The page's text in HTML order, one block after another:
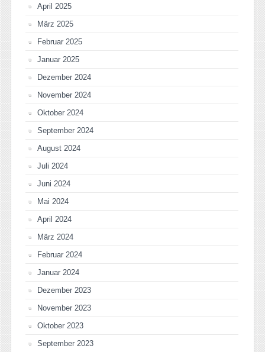
April 2025
März 2025
Februar 2025
Januar 2025
Dezember 2024
November 2024
Oktober 2024
September 2024
August 2024
Juli 2024
Juni 2024
Mai 2024
April 2024
März 2024
Februar 2024
Januar 2024
Dezember 2023
November 2023
Oktober 2023
September 2023